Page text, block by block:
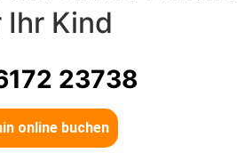
Ihr Kind
23738
online buchen